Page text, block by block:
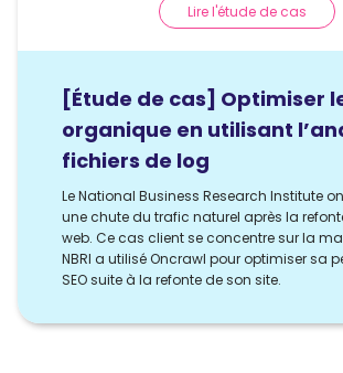
[Étude de cas] Optimiser
organique en utilisant
fichiers de log
Le National Business Research Institute
une chute du trafic naturel après la
web. Ce cas client se concentre sur la
NBRI a utilisé Oncrawl pour optimiser sa
SEO suite à la refonte de son site.
Lire l'étude de cas